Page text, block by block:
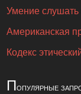
Умение слушать
Американская
Кодекс
Популярные